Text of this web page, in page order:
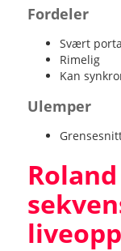
Fordeler
Svært
Rimelig
Kan
Ulemper